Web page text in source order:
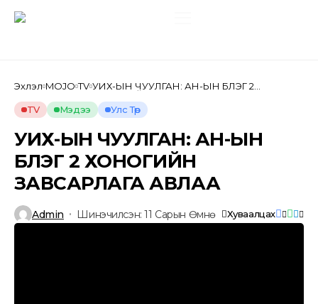
Эхлэл MOJO TV УИХ-ЫН ЧУУЛГАН: АН-ЫН БҮЛЭГ 2
TV
Мэдээ Улс Төр
УИХ-ЫН ЧУУЛГАН: АН-ЫН
БҮЛЭГ 2 ХОНОГИЙН
ЗАВСАРЛАГА АВЛАА
Admin Шинэчилсэн: 11 Сарын Өмнө Хуваалцах